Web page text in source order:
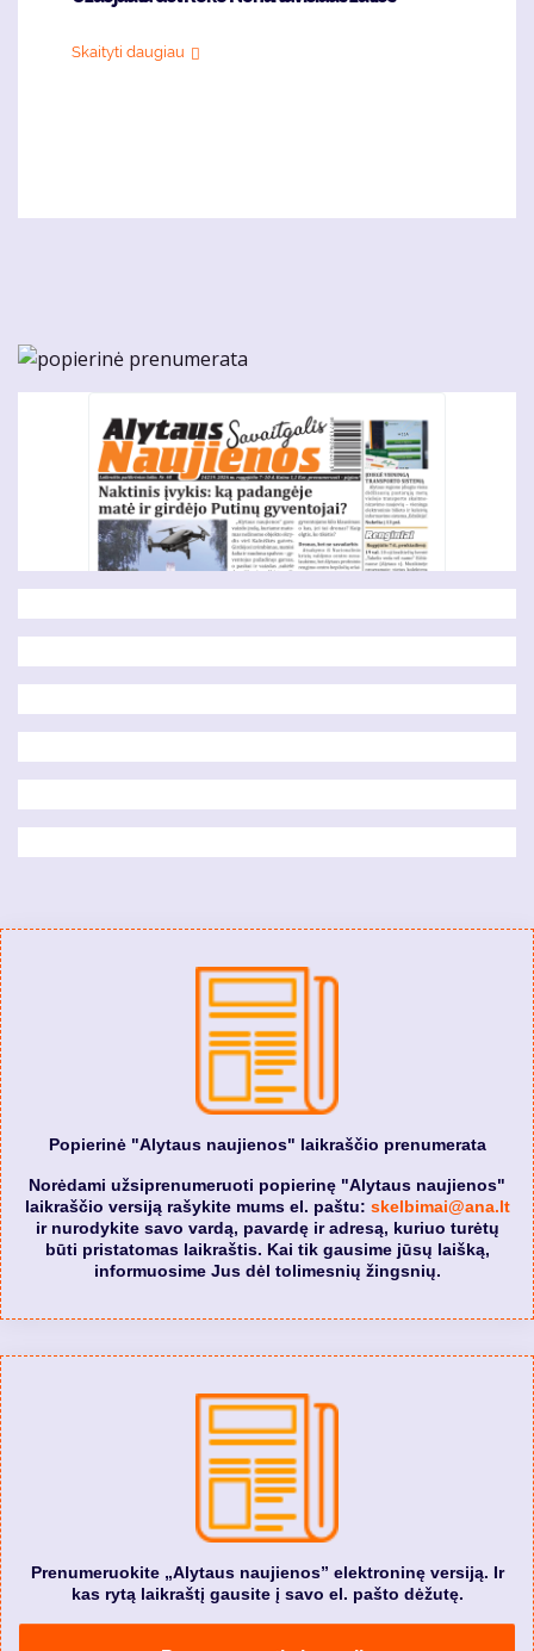
Skaityti daugiau
Popierinė "Alytaus naujienos" laikraščio prenumerata
Norėdami užsiprenumeruoti popierinę "Alytaus naujienos"
laikraščio versiją rašykite mums el. paštu: skelbimai@ana.lt
ir nurodykite savo vardą, pavardę ir adresą, kuriuo turėtų
būti pristatomas laikraštis. Kai tik gausime jūsų laišką,
informuosime Jus dėl tolimesnių žingsnių.
Prenumeruokite „Alytaus naujienos” elektroninę versiją. Ir
kas rytą laikraštį gausite į savo el. pašto dėžutę.